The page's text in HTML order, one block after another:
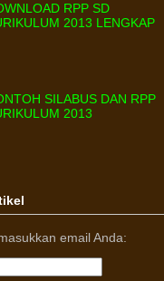
RPP SD
2013 LENGKAP
SILABUS DAN RPP
2013
email Anda: